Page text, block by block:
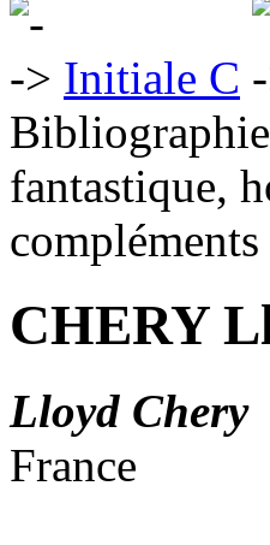
Initiale C
fantastique,
CHERY
Lloyd Chery
France